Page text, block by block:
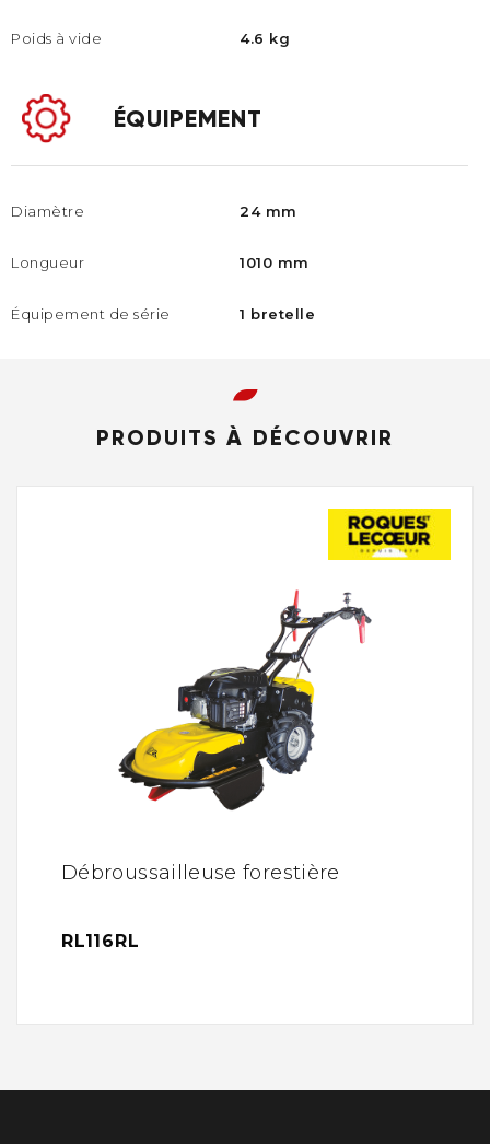
Poids à vide 4.6 kg
ÉQUIPEMENT
Diamètre
Longueur
Équipement de série
24 mm
1010 mm
1 bretelle
PRODUITS À DÉCOUVRIR
Débroussailleuse forestière
RL116RL